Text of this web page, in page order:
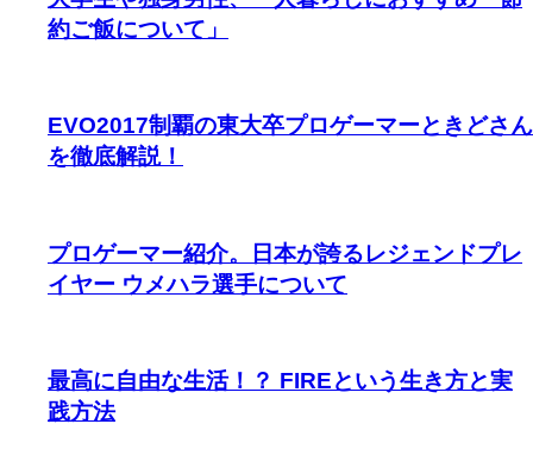
約ご飯について」
EVO2017制覇の東大卒プロゲーマーときどさん
を徹底解説！
プロゲーマー紹介。日本が誇るレジェンドプレ
イヤー ウメハラ選手について
最高に自由な生活！？ FIREという生き方と実
践方法